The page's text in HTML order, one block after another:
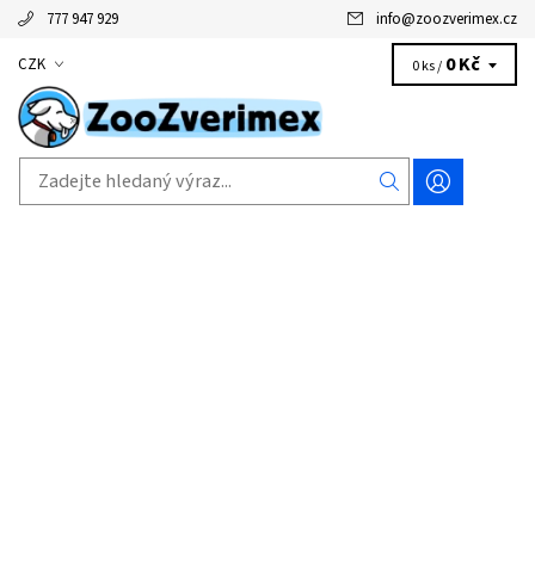
777 947 929 info@zoozverimex.cz
CZK 0 ks / 0 Kč